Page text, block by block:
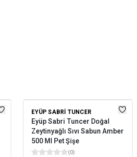
EYÜP SABRI TUNCER
Eyüp Sabri Tuncer Doğal
Zeytinyağlı Sıvı Sabun Amber
500 Ml Pet Şişe
(0)